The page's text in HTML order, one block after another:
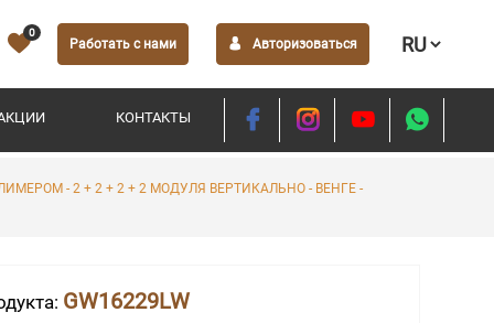
0
Работать с нами Авторизоваться
КОНТАКТЫ
- 2 + 2 + 2 + 2 МОДУЛЯ ВЕРТИКАЛЬНО - ВЕНГЕ -
GW16229LW